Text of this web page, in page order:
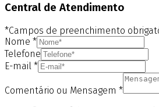
Central de Atendimento
*Campos de preenchimento
Nome *
Telefone
E-mail *
Comentário ou Mensagem *